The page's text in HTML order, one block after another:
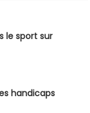
le sport sur
handicaps